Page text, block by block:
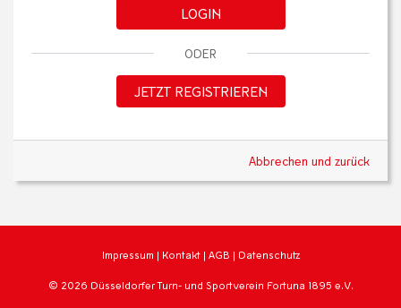
LOGIN
ODER
JETZT REGISTRIEREN
Abbrechen und zurück
Impressum | Kontakt | AGB | Datenschutz
© 2026 Düsseldorfer Turn- und Sportverein Fortuna 1895 e.V.